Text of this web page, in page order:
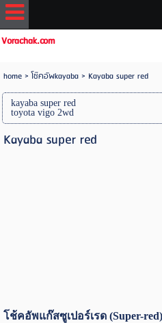
Vorachak.com
home>โช๊คอัพkayaba> Kayaba super red
kayaba super red
toyota vigo 2wd
Kayaba super red
โช้คอัพแก๊สซูเปอร์เรด (Super-